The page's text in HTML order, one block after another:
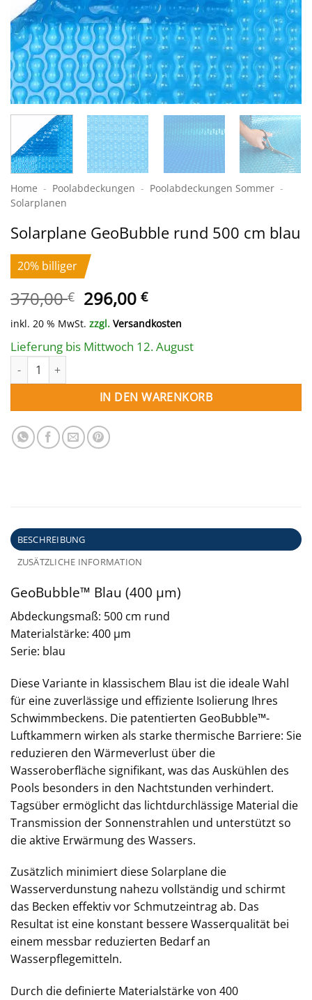
Home - Poolabdeckungen - Pool­abdeckungen Sommer -
Solar­planen
Solarplane GeoBubble rund 500 cm blau
20% billiger
370,00€ Ursprünglicher
Preis
war:
370,00 €
296,00€Aktueller
Preis
ist:
296,00 €.
inkl. 20 % MwSt. zzgl. Versandkosten
Lieferung bis Mittwoch 12. August
Solarplane GeoBubble rund 500 cm blau Menge
IN DEN WARENKORB
BESCHREIBUNG
ZUSÄTZLICHE INFORMATION
GeoBubble™ Blau (400 µm)
Abdeckungsmaß: 500 cm rund
Materialstärke: 400 µm
Serie: blau
Diese Variante in klassischem Blau ist die ideale Wahl
für eine zuverlässige und effiziente Isolierung Ihres
Schwimmbeckens. Die patentierten GeoBubble™-
Luftkammern wirken als starke thermische Barriere: Sie
reduzieren den Wärmeverlust über die
Wasseroberfläche signifikant, was das Auskühlen des
Pools besonders in den Nachtstunden verhindert.
Tagsüber ermöglicht das lichtdurchlässige Material die
Transmission der Sonnenstrahlen und unterstützt so
die aktive Erwärmung des Wassers.
Zusätzlich minimiert diese Solarplane die
Wasserverdunstung nahezu vollständig und schirmt
das Becken effektiv vor Schmutzeintrag ab. Das
Resultat ist eine konstant bessere Wasserqualität bei
einem messbar reduzierten Bedarf an
Wasserpflegemitteln.
Durch die definierte Materialstärke von 400